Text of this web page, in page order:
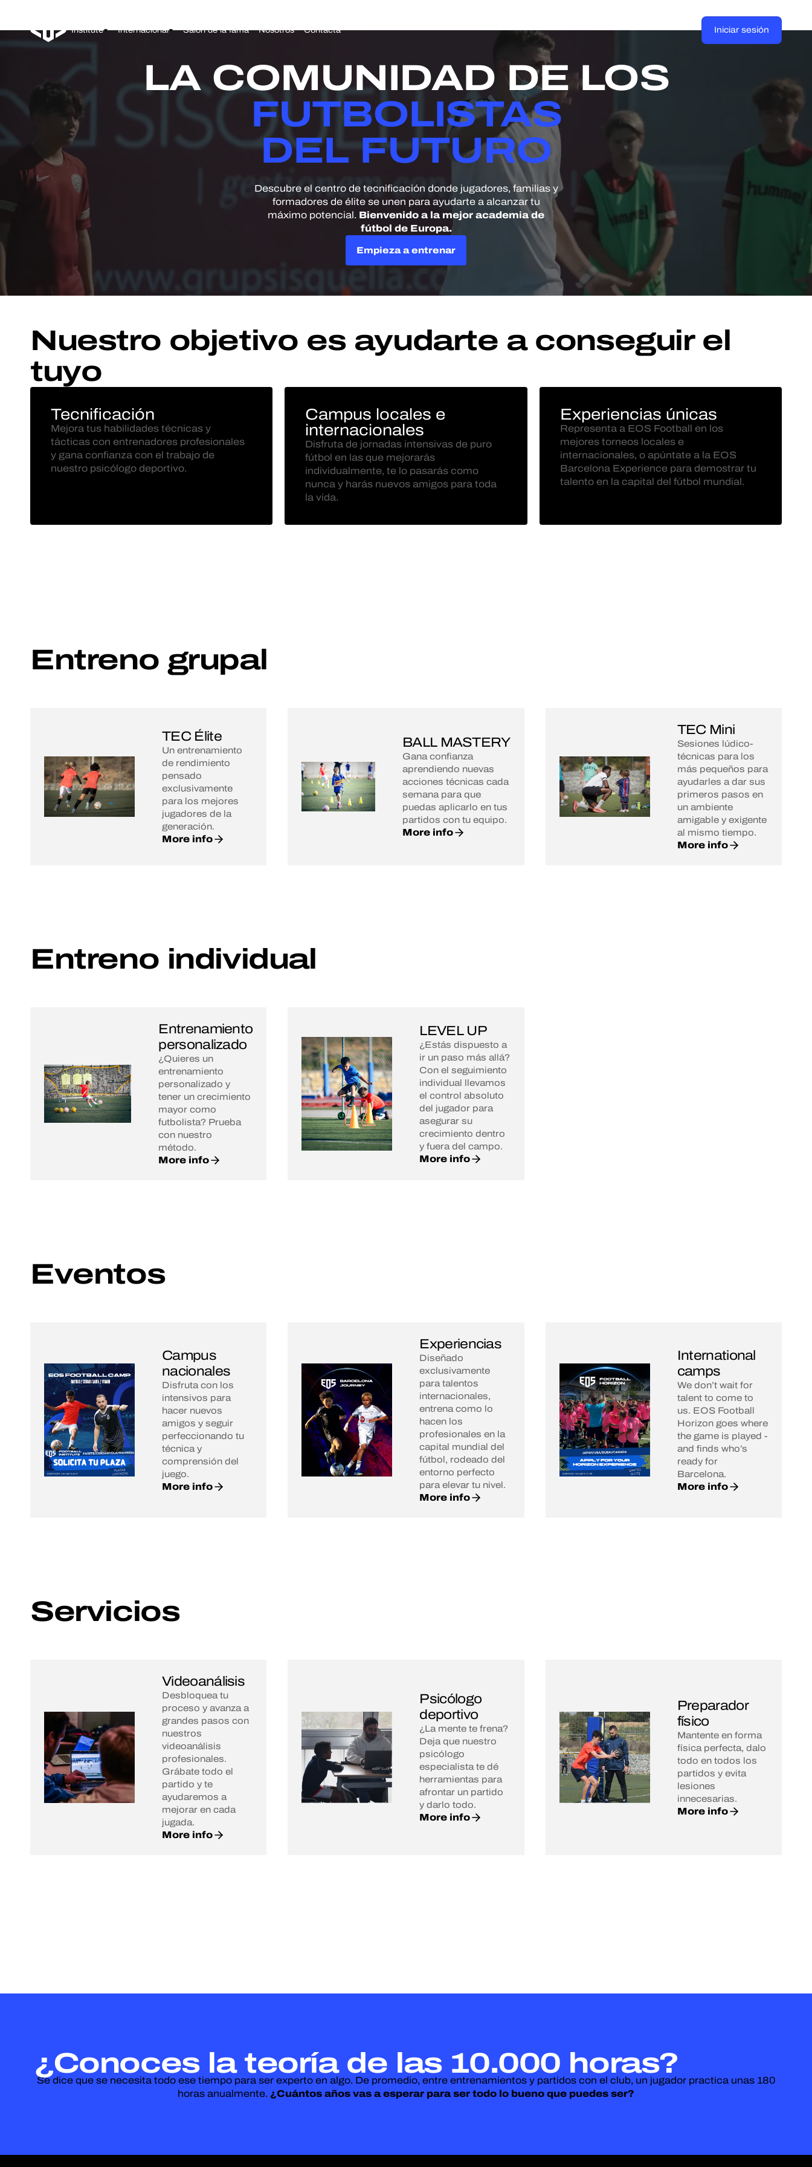
Institute Internacional Salón de la fama Nosotros Contacta Iniciar sesión
LA COMUNIDAD DE LOS
FUTBOLISTAS
DEL FUTURO
Descubre el centro de tecnificación donde jugadores, familias y
formadores de élite se unen para ayudarte a alcanzar tu
máximo potencial. Bienvenido a la mejor academia de
fútbol de Europa.
Empieza a entrenar
Nuestro objetivo es ayudarte a conseguir el
tuyo
Tecnificación
Mejora tus habilidades técnicas y
tácticas con entrenadores profesionales
y gana confianza con el trabajo de
nuestro psicólogo deportivo.
Campus locales e
internacionales
Disfruta de jornadas intensivas de puro
fútbol en las que mejorarás
individualmente, te lo pasarás como
nunca y harás nuevos amigos para toda
la vida.
Experiencias únicas
Representa a EOS Football en los
mejores torneos locales e
internacionales, o apúntate a la EOS
Barcelona Experience para demostrar tu
talento en la capital del fútbol mundial.
Entreno grupal
TEC Élite
Un entrenamiento
de rendimiento
pensado
exclusivamente
para los mejores
jugadores de la
generación.
More info
BALL MASTERY
Gana confianza
aprendiendo nuevas
acciones técnicas cada
semana para que
puedas aplicarlo en tus
partidos con tu equipo.
More info
TEC Mini
Sesiones lúdico-
técnicas para los
más pequeños para
ayudarles a dar sus
primeros pasos en
un ambiente
amigable y exigente
al mismo tiempo.
More info
Entreno individual
Entrenamiento
personalizado
¿Quieres un
entrenamiento
personalizado y
tener un crecimiento
mayor como
futbolista? Prueba
con nuestro
método.
More info
LEVEL UP
¿Estás dispuesto a
ir un paso más allá?
Con el seguimiento
individual llevamos
el control absoluto
del jugador para
asegurar su
crecimiento dentro
y fuera del campo.
More info
Eventos
Campus
nacionales
Disfruta con los
intensivos para
hacer nuevos
amigos y seguir
perfeccionando tu
técnica y
comprensión del
juego.
More info
Experiencias
Diseñado
exclusivamente
para talentos
internacionales,
entrena como lo
hacen los
profesionales en la
capital mundial del
fútbol, rodeado del
entorno perfecto
para elevar tu nivel.
More info
International
camps
We don’t wait for
talent to come to
us. EOS Football
Horizon goes where
the game is played -
and finds who’s
ready for
Barcelona.
More info
Servicios
Videoanálisis
Desbloquea tu
proceso y avanza a
grandes pasos con
nuestros
videoanálisis
profesionales.
Grábate todo el
partido y te
ayudaremos a
mejorar en cada
jugada.
More info
Psicólogo
deportivo
¿La mente te frena?
Deja que nuestro
psicólogo
especialista te dé
herramientas para
afrontar un partido
y darlo todo.
More info
Preparador
físico
Mantente en forma
física perfecta, dalo
todo en todos los
partidos y evita
lesiones
innecesarias.
More info
¿Conoces la teoría de las 10.000 horas?
Se dice que se necesita todo ese tiempo para ser experto en algo. De promedio, entre entrenamientos y partidos con el club, un jugador practica unas 180
horas anualmente. ¿Cuántos años vas a esperar para ser todo lo bueno que puedes ser?